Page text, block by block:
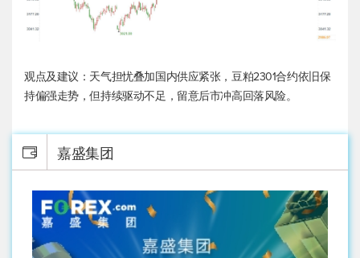
观点及建议：天气担忧叠加国内供应紧张，豆粕2301合约依旧保
持偏强走势，但持续驱动不足，留意后市冲高回落风险。
嘉盛集团